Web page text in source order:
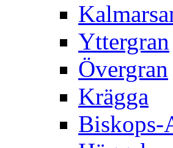
Yttergran
Övergran
Krägga
Biskops-